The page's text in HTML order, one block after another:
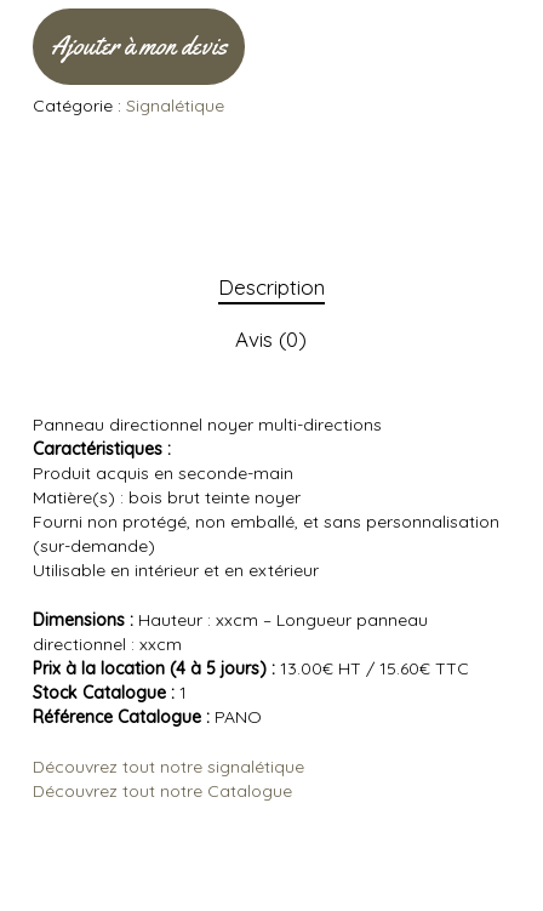
Ajouter à mon devis
Catégorie : Signalétique
Description
Avis (0)
Panneau directionnel noyer multi-directions
Caractéristiques :
Produit acquis en seconde-main
Matière(s) : bois brut teinte noyer
Fourni non protégé, non emballé, et sans personnalisation
(sur-demande)
Utilisable en intérieur et en extérieur
Dimensions :Hauteur : xxcm – Longueur panneau
directionnel : xxcm
Prix à la location (4 à 5 jours) :13.00€ HT / 15.60€ TTC
Stock Catalogue :1
Référence Catalogue :PANO
Découvrez tout notre signalétique
Découvrez tout notre Catalogue